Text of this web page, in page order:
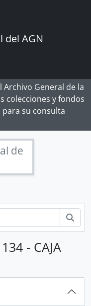
del AGN
General de la
colecciones y fondos
su consulta
de
- CAJA
INSTITUCIONALES
DE LIMA
DE GUERRA